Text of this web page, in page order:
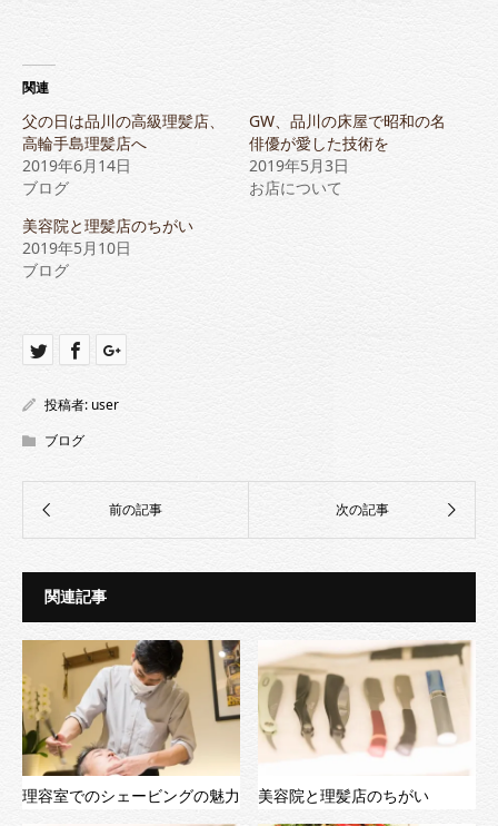
関連
父の日は品川の高級理髪店、
高輪手島理髪店へ
2019年6月14日
ブログ
GW、品川の床屋で昭和の名
俳優が愛した技術を
2019年5月3日
お店について
美容院と理髪店のちがい
2019年5月10日
ブログ
投稿者: user
ブログ
関連記事
理容室でのシェービングの魅力 美容院と理髪店のちがい